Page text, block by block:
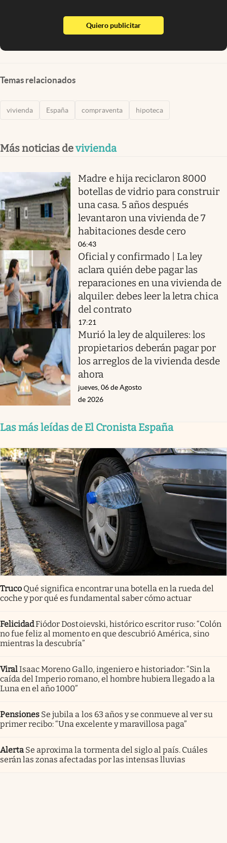
Quiero publicitarabre en nueva pestaña
Temas relacionados
vivienda España compraventa hipoteca
Más noticias devivienda
Madre e hija reciclaron 8000
botellas de vidrio para construir
una casa. 5 años después
levantaron una vivienda de 7
habitaciones desde cero
06:43
Oficial y confirmado | La ley
aclara quién debe pagar las
reparaciones en una vivienda de
alquiler: debes leer la letra chica
del contrato
17:21
Murió la ley de alquileres: los
propietarios deberán pagar por
los arreglos de la vivienda desde
ahora
jueves, 06 de Agosto
de 2026
Las más leídas de El Cronista España
Truco Qué significa encontrar una botella en la rueda del
coche y por qué es fundamental saber cómo actuar
FelicidadFiódor Dostoievski, histórico escritor ruso: “Colón
no fue feliz al momento en que descubrió América, sino
mientras la descubría”
ViralIsaac Moreno Gallo, ingeniero e historiador: “Sin la
caída del Imperio romano, el hombre hubiera llegado a la
Luna en el año 1000”
Pensiones Se jubila a los 63 años y se conmueve al ver su
primer recibo: “Una excelente y maravillosa paga”
Alerta Se aproxima la tormenta del siglo al país. Cuáles
serán las zonas afectadas por las intensas lluvias